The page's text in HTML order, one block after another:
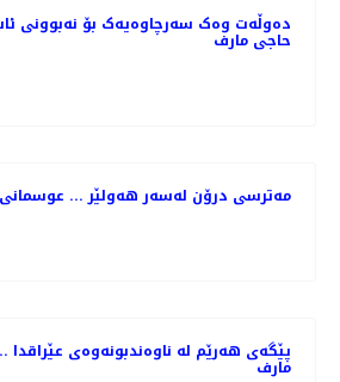
دەوڵەت وەک سەرچاوەیەک بۆ نەبوونی
حاجی مارف
مەترسی درۆن لەسەر هەولێر ...
پێگەی هەرێم لە ناوەندبونەوەی
مارف